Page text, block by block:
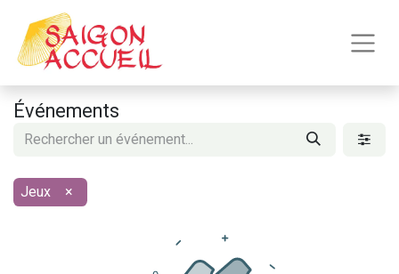
Événements
Jeux ×